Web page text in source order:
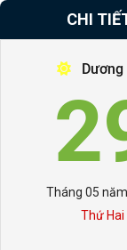
CHI
Dương
Tháng 05
Thứ Hai